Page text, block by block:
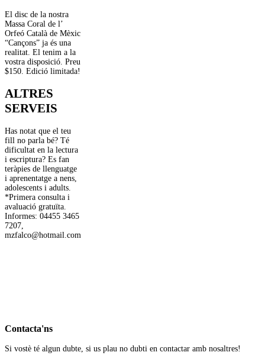
El disc de la nostra
Massa Coral de l’
Orfeó Català de Mèxic
“Cançons” ja és una
realitat. El tenim a la
vostra disposició. Preu
$150. Edició limitada!
ALTRES
SERVEIS
Has notat que el teu
fill no parla bé? Té
dificultat en la lectura
i escriptura? Es fan
teràpies de llenguatge
i aprenentatge a nens,
adolescents i adults.
*Primera consulta i
avaluació gratuïta.
Informes: 04455 3465
7207,
mzfalco@hotmail.com
Contacta'ns
Si vostè té algun dubte, si us plau no dubti en contactar amb nosaltres!